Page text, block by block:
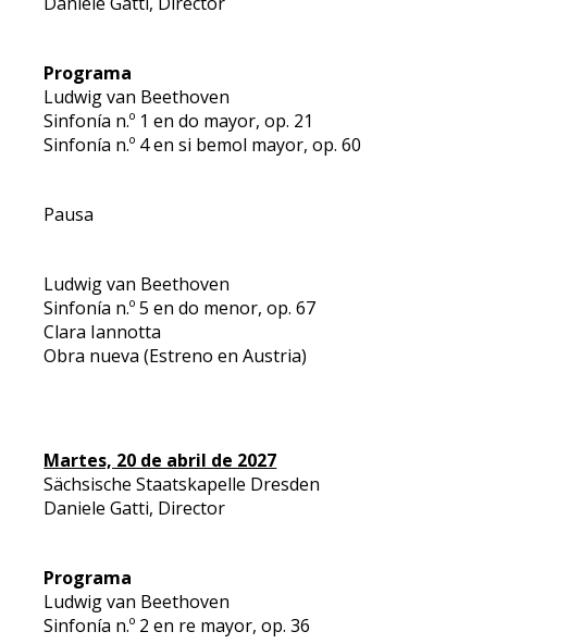
Programa
Ludwig van Beethoven
Sinfonía n.º 1 en do mayor, op. 21
Sinfonía n.º 4 en si bemol mayor, op. 60
Pausa
Ludwig van Beethoven
Sinfonía n.º 5 en do menor, op. 67
Clara Iannotta
Obra nueva (Estreno en Austria)
Martes, 20 de abril de 2027
Sächsische Staatskapelle Dresden
Daniele Gatti, Director
Programa
Ludwig van Beethoven
Sinfonía n.º 2 en re mayor, op. 36